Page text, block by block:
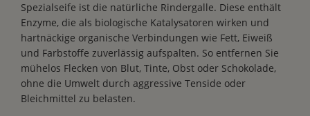
Spezialseife ist die natürliche Rindergalle. Diese enthält
Enzyme, die als biologische Katalysatoren wirken und
hartnäckige organische Verbindungen wie Fett, Eiweiß
und Farbstoffe zuverlässig aufspalten. So entfernen Sie
mühelos Flecken von Blut, Tinte, Obst oder Schokolade,
ohne die Umwelt durch aggressive Tenside oder
Bleichmittel zu belasten.